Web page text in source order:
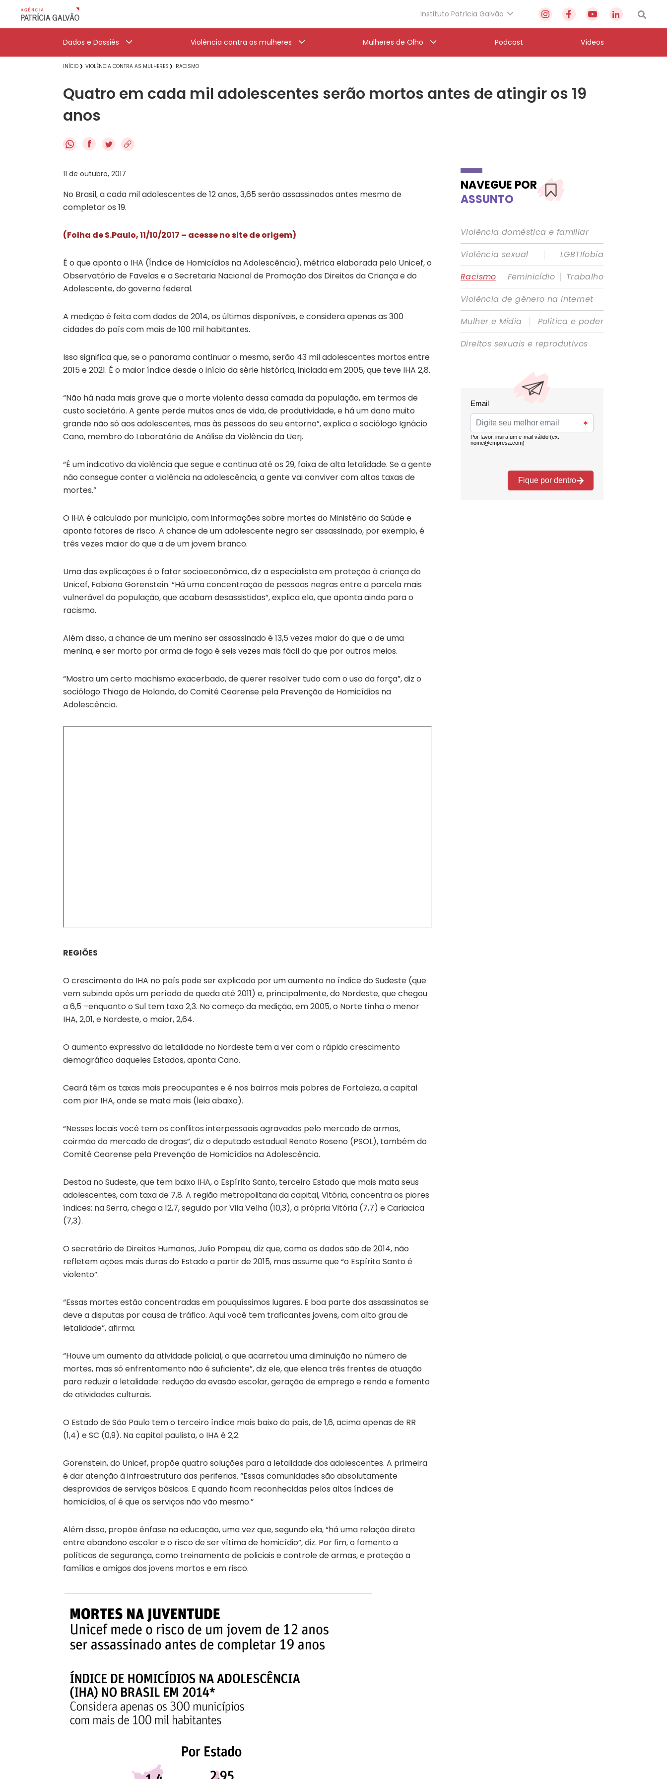
Instituto Patrícia Galvão
Dados e Dossiês Violência contra as mulheres Mulheres de Olho Podcast Vídeos
INÍCIO VIOLÊNCIA CONTRA AS MULHERES RACISMO
Quatro em cada mil adolescentes serão mortos antes de atingir os 19
anos
f
11 de outubro, 2017
No Brasil, a cada mil adolescentes de 12 anos, 3,65 serão assassinados antes mesmo de
completar os 19.
(Folha de S.Paulo, 11/10/2017 – acesse no site de origem)
É o que aponta o IHA (Índice de Homicídios na Adolescência), métrica elaborada pelo Unicef, o
Observatório de Favelas e a Secretaria Nacional de Promoção dos Direitos da Criança e do
Adolescente, do governo federal.
A medição é feita com dados de 2014, os últimos disponíveis, e considera apenas as 300
cidades do país com mais de 100 mil habitantes.
Isso significa que, se o panorama continuar o mesmo, serão 43 mil adolescentes mortos entre
2015 e 2021. É o maior índice desde o início da série histórica, iniciada em 2005, que teve IHA 2,8.
“Não há nada mais grave que a morte violenta dessa camada da população, em termos de
custo societário. A gente perde muitos anos de vida, de produtividade, e há um dano muito
grande não só aos adolescentes, mas às pessoas do seu entorno”, explica o sociólogo Ignácio
Cano, membro do Laboratório de Análise da Violência da Uerj.
“É um indicativo da violência que segue e continua até os 29, faixa de alta letalidade. Se a gente
não consegue conter a violência na adolescência, a gente vai conviver com altas taxas de
mortes.”
O IHA é calculado por município, com informações sobre mortes do Ministério da Saúde e
aponta fatores de risco. A chance de um adolescente negro ser assassinado, por exemplo, é
três vezes maior do que a de um jovem branco.
Uma das explicações é o fator socioeconômico, diz a especialista em proteção à criança do
Unicef, Fabiana Gorenstein. “Há uma concentração de pessoas negras entre a parcela mais
vulnerável da população, que acabam desassistidas”, explica ela, que aponta ainda para o
racismo.
Além disso, a chance de um menino ser assassinado é 13,5 vezes maior do que a de uma
menina, e ser morto por arma de fogo é seis vezes mais fácil do que por outros meios.
“Mostra um certo machismo exacerbado, de querer resolver tudo com o uso da força”, diz o
sociólogo Thiago de Holanda, do Comitê Cearense pela Prevenção de Homicídios na
Adolescência.
REGIÕES
O crescimento do IHA no país pode ser explicado por um aumento no índice do Sudeste (que
vem subindo após um período de queda até 2011) e, principalmente, do Nordeste, que chegou
a 6,5 –enquanto o Sul tem taxa 2,3. No começo da medição, em 2005, o Norte tinha o menor
IHA, 2,01, e Nordeste, o maior, 2,64.
O aumento expressivo da letalidade no Nordeste tem a ver com o rápido crescimento
demográfico daqueles Estados, aponta Cano.
Ceará têm as taxas mais preocupantes e é nos bairros mais pobres de Fortaleza, a capital
com pior IHA, onde se mata mais (leia abaixo).
“Nesses locais você tem os conflitos interpessoais agravados pelo mercado de armas,
coirmão do mercado de drogas”, diz o deputado estadual Renato Roseno (PSOL), também do
Comitê Cearense pela Prevenção de Homicídios na Adolescência.
Destoa no Sudeste, que tem baixo IHA, o Espírito Santo, terceiro Estado que mais mata seus
adolescentes, com taxa de 7,8. A região metropolitana da capital, Vitória, concentra os piores
índices: na Serra, chega a 12,7, seguido por Vila Velha (10,3), a própria Vitória (7,7) e Cariacica
(7,3).
O secretário de Direitos Humanos, Julio Pompeu, diz que, como os dados são de 2014, não
refletem ações mais duras do Estado a partir de 2015, mas assume que “o Espírito Santo é
violento”.
“Essas mortes estão concentradas em pouquíssimos lugares. E boa parte dos assassinatos se
deve a disputas por causa de tráfico. Aqui você tem traficantes jovens, com alto grau de
letalidade”, afirma.
“Houve um aumento da atividade policial, o que acarretou uma diminuição no número de
mortes, mas só enfrentamento não é suficiente”, diz ele, que elenca três frentes de atuação
para reduzir a letalidade: redução da evasão escolar, geração de emprego e renda e fomento
de atividades culturais.
O Estado de São Paulo tem o terceiro índice mais baixo do país, de 1,6, acima apenas de RR
(1,4) e SC (0,9). Na capital paulista, o IHA é 2,2.
Gorenstein, do Unicef, propõe quatro soluções para a letalidade dos adolescentes. A primeira
é dar atenção à infraestrutura das periferias. “Essas comunidades são absolutamente
desprovidas de serviços básicos. E quando ficam reconhecidas pelos altos índices de
homicídios, aí é que os serviços não vão mesmo.”
Além disso, propõe ênfase na educação, uma vez que, segundo ela, “há uma relação direta
entre abandono escolar e o risco de ser vítima de homicídio”, diz. Por fim, o fomento a
políticas de segurança, como treinamento de policiais e controle de armas, e proteção a
famílias e amigos dos jovens mortos e em risco.
NAVEGUE POR
ASSUNTO
Violência doméstica e familiar
Violência sexual
|
LGBTIfobia
Racismo | Feminicídio | Trabalho
Violência de gênero na internet
Mulher e Mídia
|
Política e poder
Direitos sexuais e reprodutivos